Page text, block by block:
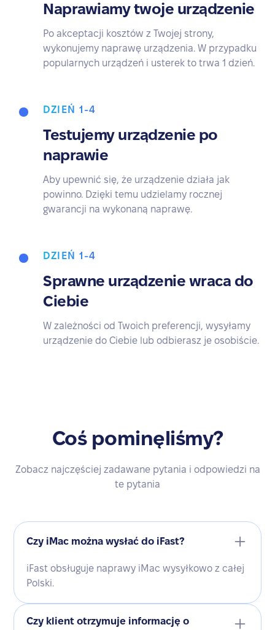
Naprawiamy twoje urządzenie
Po akceptacji kosztów z Twojej strony,
wykonujemy naprawę urządzenia. W przypadku
popularnych urządzeń i usterek to trwa 1 dzień.
DZIEŃ 1-4
Testujemy urządzenie po
naprawie
Aby upewnić się, że urządzenie działa jak
powinno. Dzięki temu udzielamy rocznej
gwarancji na wykonaną naprawę.
DZIEŃ 1-4
Sprawne urządzenie wraca do
Ciebie
W zależności od Twoich preferencji, wysyłamy
urządzenie do Ciebie lub odbierasz je osobiście.
Coś pominęliśmy?
Zobacz najczęściej zadawane pytania i odpowiedzi na
te pytania
Czy iMac można wysłać do iFast?
iFast obsługuje naprawy iMac wysyłkowo z całej
Polski.
Czy klient otrzymuje informację o